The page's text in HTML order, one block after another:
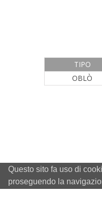
Questo sito fa uso di
proseguendo la
TIPO
OBLÒ